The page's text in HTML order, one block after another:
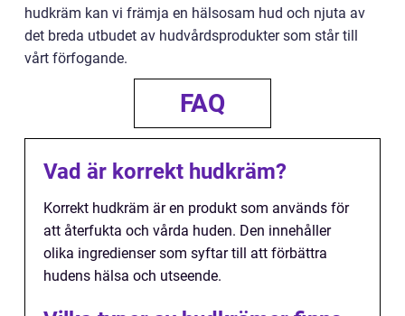
hudkräm kan vi främja en hälsosam hud och njuta av
det breda utbudet av hudvårdsprodukter som står till
vårt förfogande.
FAQ
Vad är korrekt hudkräm?
Korrekt hudkräm är en produkt som används för
att återfukta och vårda huden. Den innehåller
olika ingredienser som syftar till att förbättra
hudens hälsa och utseende.